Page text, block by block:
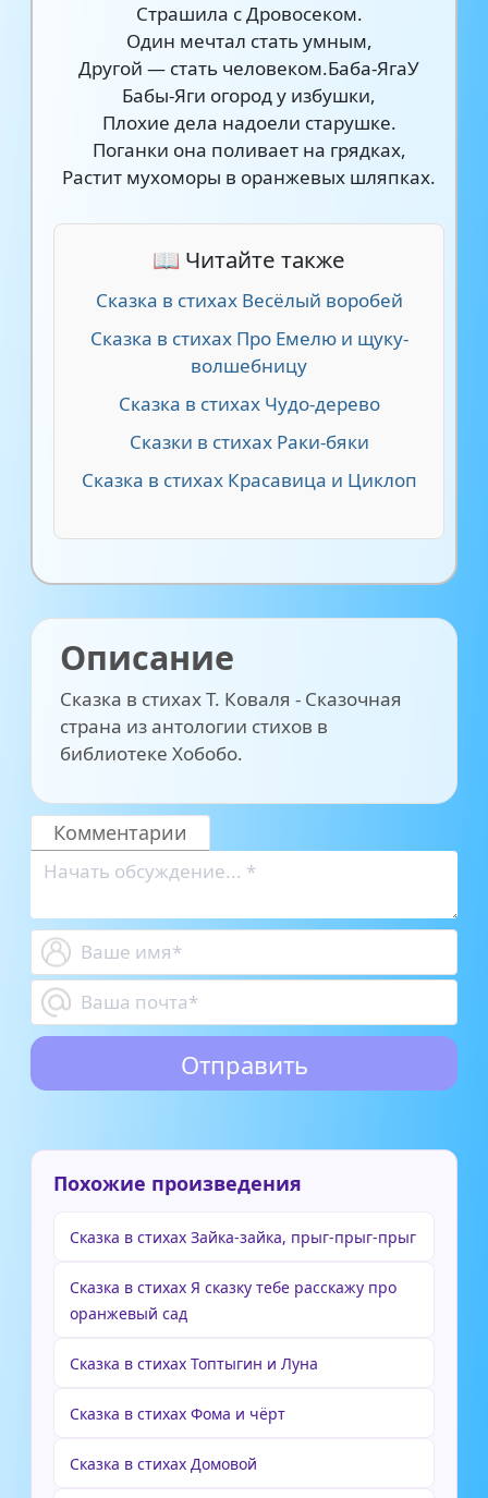
Страшила с Дровосеком.
Один мечтал стать умным,
Другой — стать человеком.Баба-ЯгаУ
Бабы-Яги огород у избушки,
Плохие дела надоели старушке.
Поганки она поливает на грядках,
Растит мухоморы в оранжевых шляпках.
📖 Читайте также
Сказка в стихах Весёлый воробей
Сказка в стихах Про Емелю и щуку-
волшебницу
Сказка в стихах Чудо-дерево
Сказки в стихах Раки-бяки
Сказка в стихах Красавица и Циклоп
Описание
Сказка в стихах Т. Коваля - Сказочная
страна из антологии стихов в
библиотеке Хобобо.
Комментарии
Похожие произведения
Сказка в стихах Зайка-зайка, прыг-прыг-прыг
Сказка в стихах Я сказку тебе расскажу про
оранжевый сад
Сказка в стихах Топтыгин и Луна
Сказка в стихах Фома и чёрт
Сказка в стихах Домовой